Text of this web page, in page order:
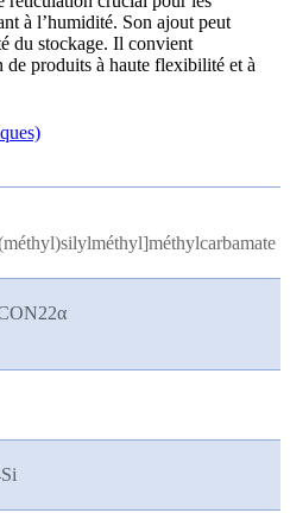
à l’humidité. Son ajout peut
du stockage. Il convient
produits à haute flexibilité et à
α